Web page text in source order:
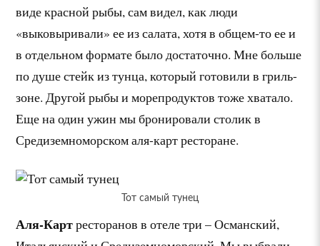
виде красной рыбы, сам видел, как люди
«выковыривали» ее из салата, хотя в общем-то ее и
в отдельном формате было достаточно. Мне больше
по душе стейк из тунца, который готовили в гриль-
зоне. Другой рыбы и морепродуктов тоже хватало.
Еще на один ужин мы бронировали столик в
Средиземноморском аля-карт ресторане.
Тот самый тунец
Аля-Картресторанов в отеле три – Османский,